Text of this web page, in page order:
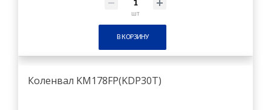
шт
В КОРЗИНУ
Коленвал KM178FP(KDP30Т)